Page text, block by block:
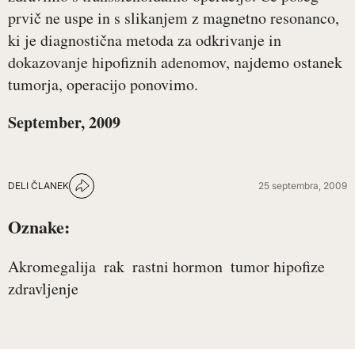
prvič ne uspe in s slikanjem z magnetno resonanco,
ki je diagnostična metoda za odkrivanje in
dokazovanje hipofiznih adenomov, najdemo ostanek
tumorja, operacijo ponovimo.
September, 2009
DELI ČLANEK 25 septembra, 2009
Oznake:
Akromegalija rak rastni hormon tumor hipofize
zdravljenje